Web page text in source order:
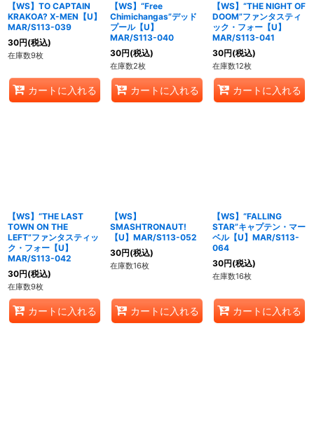
【WS】TO CAPTAIN
KRAKOA? X-MEN【U】
MAR/S113-039
30円(税込)
在庫数9枚
カートに入れる
【WS】“Free
Chimichangas”デッド
プール【U】
MAR/S113-040
30円(税込)
在庫数2枚
カートに入れる
【WS】“THE NIGHT OF
DOOM”ファンタスティ
ック・フォー【U】
MAR/S113-041
30円(税込)
在庫数12枚
カートに入れる
【WS】“THE LAST
TOWN ON THE
LEFT”ファンタスティッ
ク・フォー【U】
MAR/S113-042
30円(税込)
在庫数9枚
カートに入れる
【WS】
SMASHTRONAUT!
【U】MAR/S113-052
30円(税込)
在庫数16枚
カートに入れる
【WS】“FALLING
STAR”キャプテン・マー
ベル【U】MAR/S113-
064
30円(税込)
在庫数16枚
カートに入れる